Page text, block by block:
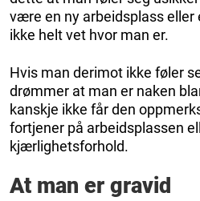
være en ny arbeidsplass
ikke helt vet hvor man er.
Hvis man derimot ikke føler
drømmer at man er naken
kanskje ikke får den
fortjener på arbeidsplassen
kjærlighetsforhold.
At man er gravid